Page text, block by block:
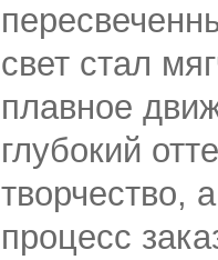
свет стал
плавное
глубокий
творчество,
процесс